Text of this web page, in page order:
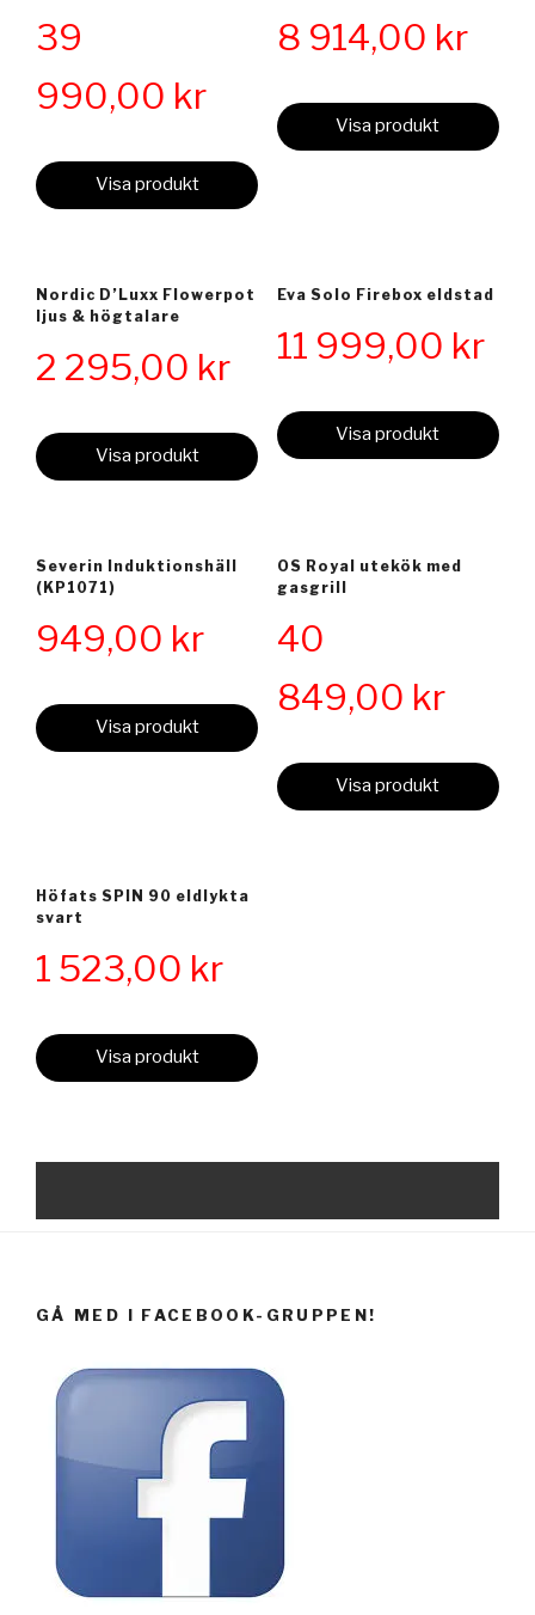
39
990,00 kr
Visa produkt
8 914,00 kr
Visa produkt
Nordic D’Luxx Flowerpot
ljus & högtalare
2 295,00 kr
Visa produkt
Eva Solo Firebox eldstad
11 999,00 kr
Visa produkt
Severin Induktionshäll
(KP1071)
949,00 kr
Visa produkt
OS Royal utekök med
gasgrill
40
849,00 kr
Visa produkt
Höfats SPIN 90 eldlykta
svart
1 523,00 kr
Visa produkt
GÅ MED I FACEBOOK-GRUPPEN!